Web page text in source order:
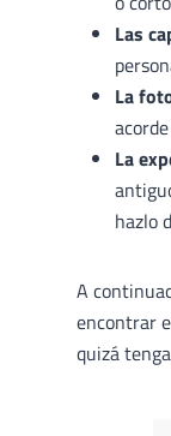
Las
La
La
hazlo
A
encontrar
quizá